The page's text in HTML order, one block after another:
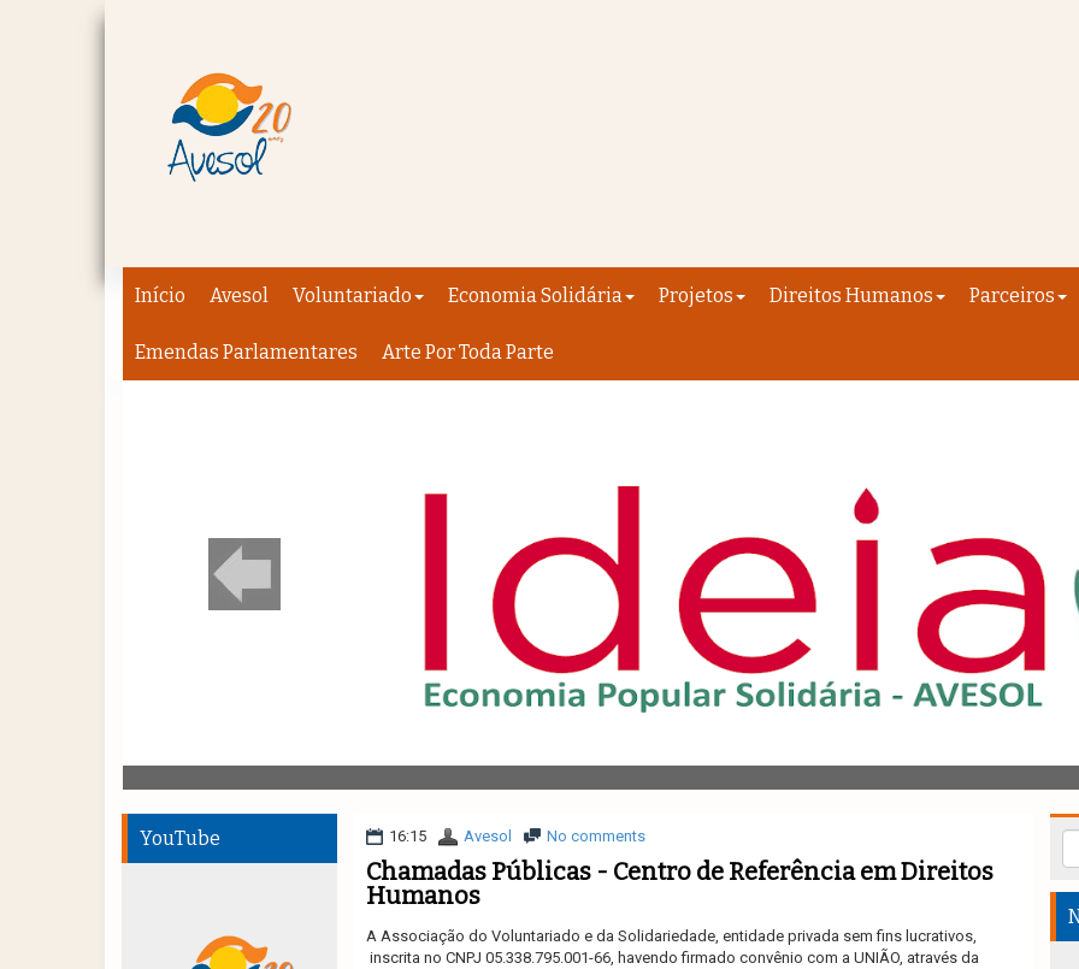
Início Avesol Voluntariado Economia Solidária Projetos Direitos Humanos Parceiros
Emendas Parlamentares Arte Por Toda Parte
16:15 Avesol No comments
Chamadas Públicas - Centro de Referência em Direitos
Humanos
A Associação do Voluntariado e da Solidariedade, entidade privada sem fins lucrativos,
inscrita no CNPJ 05.338.795.001-66, havendo firmado convênio com a UNIÃO, através da
YouTube